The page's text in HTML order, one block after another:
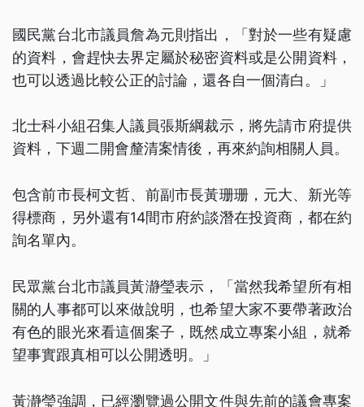
國民黨台北市議員詹為元則指出，「對於一些有疑慮
的資料，會趕快去界定屬於秘密資料或是公開資料，
也可以透過比較公正的討論，還各自一個清白。」
北士科小組召集人議員張斯綱裁示，將先請市府提供
資料，下週二開會釐清案情後，再來約詢相關人員。
包含前市長柯文哲、前副市長黃珊珊，元大、新光等
得標商，另外還有14間市府約談潛在投資商，都在約
詢名單內。
民眾黨台北市議員黃瀞瑩表示，「當然我希望所有相
關的人事都可以來做說明，也希望大家不要帶著政治
有色的眼光來看這個案子，既然成立專案小組，就希
望事實跟真相可以公開透明。」
黃瀞瑩強調，已經瀏覽過公開文件與先前的議會專案